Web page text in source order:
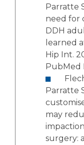
Parratte
need for
DDH
learned
Hip Int.
PubMed
Parratte
may
surgery: a 12-year